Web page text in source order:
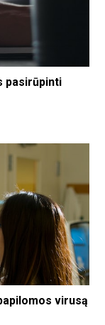
pasirūpinti
virusą